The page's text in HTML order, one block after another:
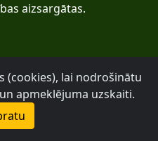
aizsargātas.
(cookies), lai nodrošinātu
apmeklējuma uzskaiti.